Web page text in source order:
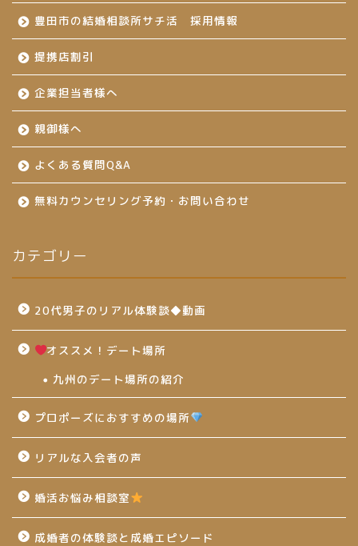
豊田市の結婚相談所サチ活 採用情報
提携店割引
企業担当者様へ
親御様へ
よくある質問Q&A
無料カウンセリング予約・お問い合わせ
カテゴリー
20代男子のリアル体験談◆動画
オススメ！デート場所
九州のデート場所の紹介
プロポーズにおすすめの場所
リアルな入会者の声
婚活お悩み相談室
成婚者の体験談と成婚エピソード